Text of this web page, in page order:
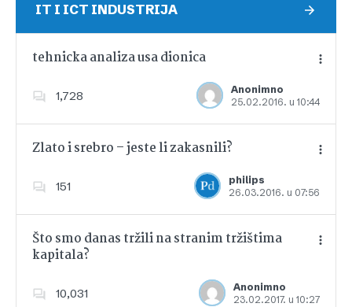
IT I ICT INDUSTRIJA
tehnicka analiza usa dionica
1,728
Anonimno
25.02.2016. u 10:44
Dodajte u favorite
Zlato i srebro – jeste li zakasnili?
151
philips
26.03.2016. u 07:56
Dodajte u favorite
Što smo danas tržili na stranim tržištima
kapitala?
10,031
Anonimno
23.02.2017. u 10:27
Dodajte u favorite